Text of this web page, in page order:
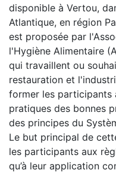
disponible à Vertou,
Atlantique, en région
est proposée par
l'Hygiène Alimentaire
qui travaillent ou
restauration et
former les participants
pratiques des bonnes
des principes du
Le but principal de
les participants aux
qu’à leur application